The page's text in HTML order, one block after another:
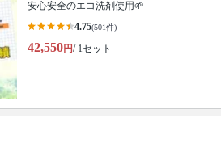
安心安全のエコ洗剤使用🌱
4.75(501件)
42,550円/ 1セット